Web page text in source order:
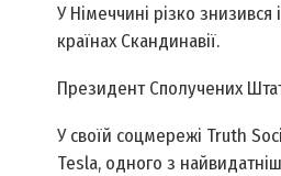
У Німеччині різко
країнах Скандинавії.
Президент Сполучених
У своїй соцмережі Truth
Tesla, одного з